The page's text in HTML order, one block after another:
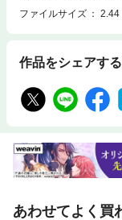
ファイルサイズ
2.44
作品をシェアする
あわせてよく買